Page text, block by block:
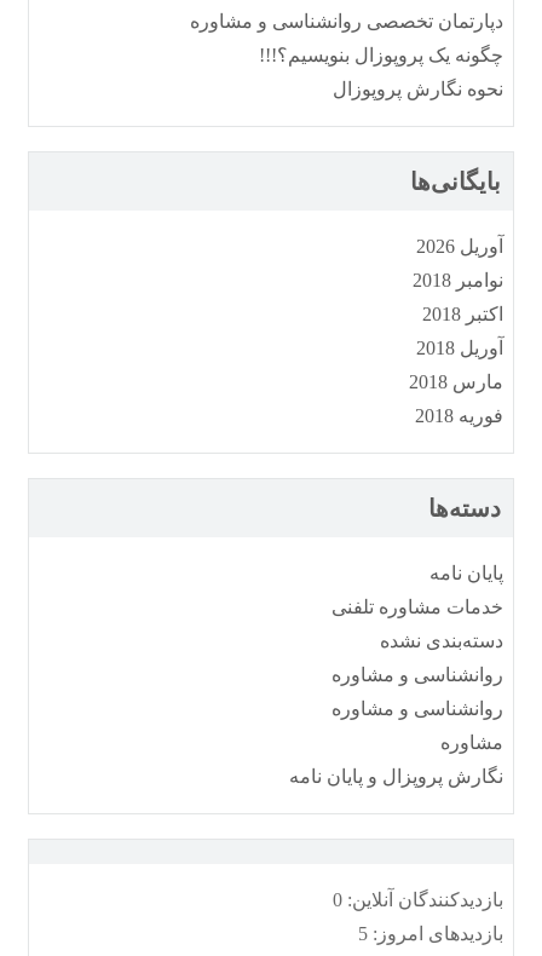
دپارتمان تخصصی روانشناسی و مشاوره
چگونه یک پروپوزال بنویسیم؟!!!
نحوه نگارش پروپوزال
بایگانی‌ها
آوریل 2026
نوامبر 2018
اکتبر 2018
آوریل 2018
مارس 2018
فوریه 2018
دسته‌ها
پایان نامه
خدمات مشاوره تلفنی
دسته‌بندی نشده
روانشناسی و مشاوره
روانشناسی و مشاوره
مشاوره
نگارش پروپزال و پایان نامه
بازدیدکنندگان آنلاین:0
بازدیدهای امروز: 5